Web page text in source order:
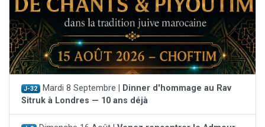
J-32 Mardi 8 Septembre |
Dinner d'hommage au Rav
Sitruk à Londres — 10 ans déjà